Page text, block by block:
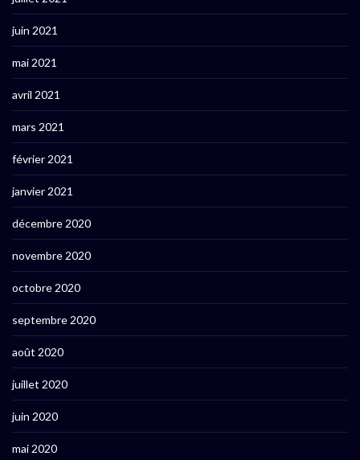
juin 2021
mai 2021
avril 2021
mars 2021
février 2021
janvier 2021
décembre 2020
novembre 2020
octobre 2020
septembre 2020
août 2020
juillet 2020
juin 2020
mai 2020